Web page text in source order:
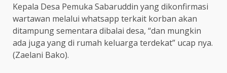
Kepala Desa Pemuka Sabaruddin yang dikonfirmasi
wartawan melalui whatsapp terkait korban akan
ditampung sementara dibalai desa, “dan mungkin
ada juga yang di rumah keluarga terdekat” ucap nya.
(Zaelani Bako).